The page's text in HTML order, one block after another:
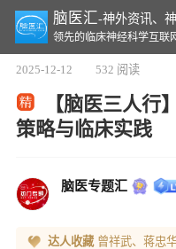
脑医汇-神外资讯、
领先的临床神经科学互联
2025-12-12 532 阅读
【脑医三人行
策略与临床实践
脑医专题汇
达人收藏 曾祥武、蒋忠